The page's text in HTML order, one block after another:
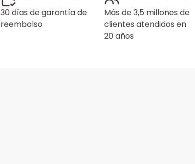
30 días de garantía de
reembolso
Más de 3,5 millones de
clientes atendidos en
20 años